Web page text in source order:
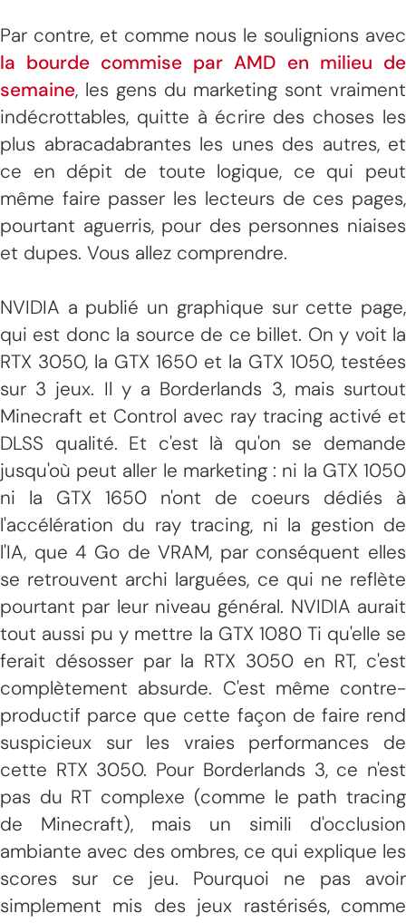
Par contre, et comme nous le soulignions avec
la bourde commise par AMD en milieu de
semaine, les gens du marketing sont vraiment
indécrottables, quitte à écrire des choses les
plus abracadabrantes les unes des autres, et
ce en dépit de toute logique, ce qui peut
même faire passer les lecteurs de ces pages,
pourtant aguerris, pour des personnes niaises
et dupes. Vous allez comprendre.
NVIDIA a publié un graphique sur cette page,
qui est donc la source de ce billet. On y voit la
RTX 3050, la GTX 1650 et la GTX 1050, testées
sur 3 jeux. Il y a Borderlands 3, mais surtout
Minecraft et Control avec ray tracing activé et
DLSS qualité. Et c'est là qu'on se demande
jusqu'où peut aller le marketing : ni la GTX 1050
ni la GTX 1650 n'ont de coeurs dédiés à
l'accélération du ray tracing, ni la gestion de
l'IA, que 4 Go de VRAM, par conséquent elles
se retrouvent archi larguées, ce qui ne reflète
pourtant par leur niveau général. NVIDIA aurait
tout aussi pu y mettre la GTX 1080 Ti qu'elle se
ferait désosser par la RTX 3050 en RT, c'est
complètement absurde. C'est même contre-
productif parce que cette façon de faire rend
suspicieux sur les vraies performances de
cette RTX 3050. Pour Borderlands 3, ce n'est
pas du RT complexe (comme le path tracing
de Minecraft), mais un simili d'occlusion
ambiante avec des ombres, ce qui explique les
scores sur ce jeu. Pourquoi ne pas avoir
simplement mis des jeux rastérisés, comme